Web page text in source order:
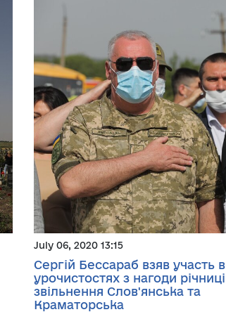
July 06, 2020 13:15
Сергій Бессараб взяв участь в
урочистостях з нагоди річниці
звільнення Слов'янська та
Краматорська